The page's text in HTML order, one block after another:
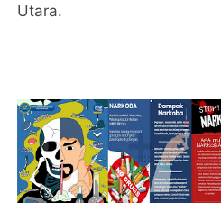
Utara.